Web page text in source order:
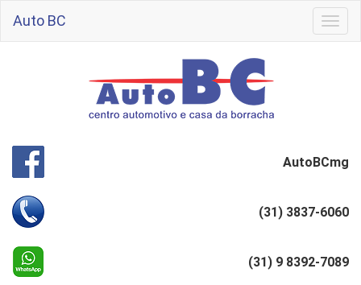
Auto BC
AutoBCmg
(31) 3837-6060
(31) 9 8392-7089